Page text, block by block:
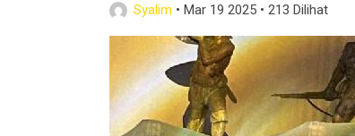
Syalim • Mar 19 2025 • 213 Dilihat